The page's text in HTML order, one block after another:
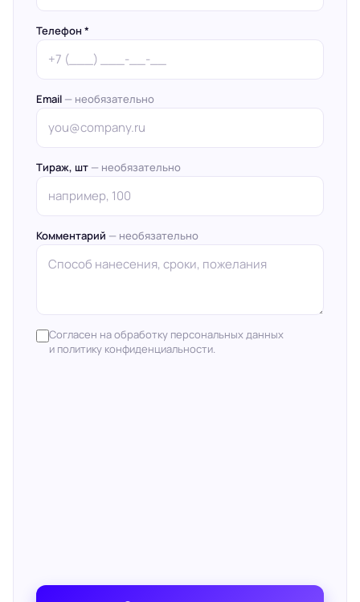
Телефон *
Email — необязательно
Тираж, шт — необязательно
Комментарий — необязательно
Согласен на обработку персональных данных
и политику конфиденциальности.